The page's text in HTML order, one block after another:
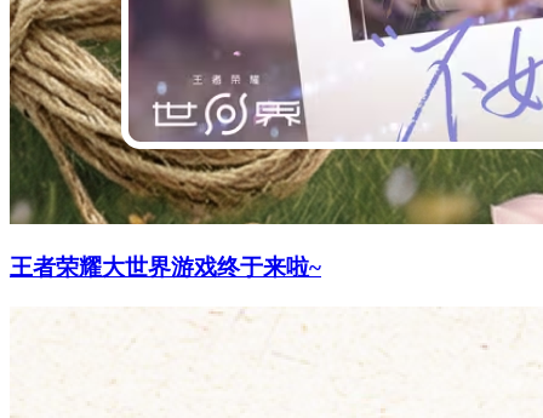
王者荣耀大世界游戏终于来啦~